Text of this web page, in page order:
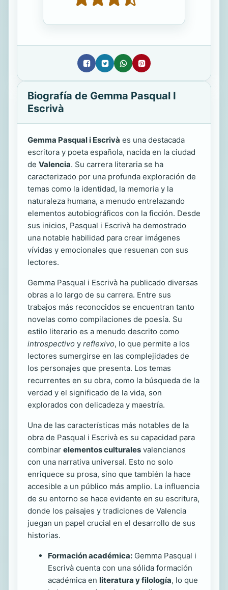
Biografía de Gemma Pasqual I
Escrivà
Gemma Pasqual i Escrivà es una destacada
escritora y poeta española, nacida en la ciudad
de Valencia. Su carrera literaria se ha
caracterizado por una profunda exploración de
temas como la identidad, la memoria y la
naturaleza humana, a menudo entrelazando
elementos autobiográficos con la ficción. Desde
sus inicios, Pasqual i Escrivà ha demostrado
una notable habilidad para crear imágenes
vívidas y emocionales que resuenan con sus
lectores.
Gemma Pasqual i Escrivà ha publicado diversas
obras a lo largo de su carrera. Entre sus
trabajos más reconocidos se encuentran tanto
novelas como compilaciones de poesía. Su
estilo literario es a menudo descrito como
introspectivo y reflexivo, lo que permite a los
lectores sumergirse en las complejidades de
los personajes que presenta. Los temas
recurrentes en su obra, como la búsqueda de la
verdad y el significado de la vida, son
explorados con delicadeza y maestría.
Una de las características más notables de la
obra de Pasqual i Escrivà es su capacidad para
combinar elementos culturales valencianos
con una narrativa universal. Esto no solo
enriquece su prosa, sino que también la hace
accesible a un público más amplio. La influencia
de su entorno se hace evidente en su escritura,
donde los paisajes y tradiciones de Valencia
juegan un papel crucial en el desarrollo de sus
historias.
Formación académica: Gemma Pasqual i
Escrivà cuenta con una sólida formación
académica en literatura y filología, lo que